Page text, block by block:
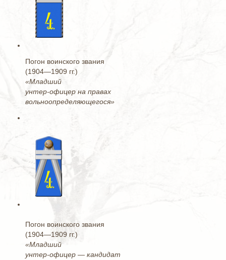
Погон воинского звания
(1904—1909 гг.)
«Младший
унтер-офицер на правах
вольноопределяющегося»
Погон воинского звания
(1904—1909 гг.)
«Младший
унтер-офицер — кандидат